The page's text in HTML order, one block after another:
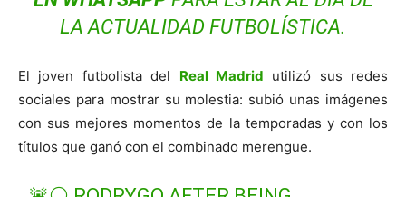
LA ACTUALIDAD FUTBOLÍSTICA.
El joven futbolista del Real Madrid utilizó sus redes
sociales para mostrar su molestia: subió unas imágenes
con sus mejores momentos de la temporadas y con los
títulos que ganó con el combinado merengue.